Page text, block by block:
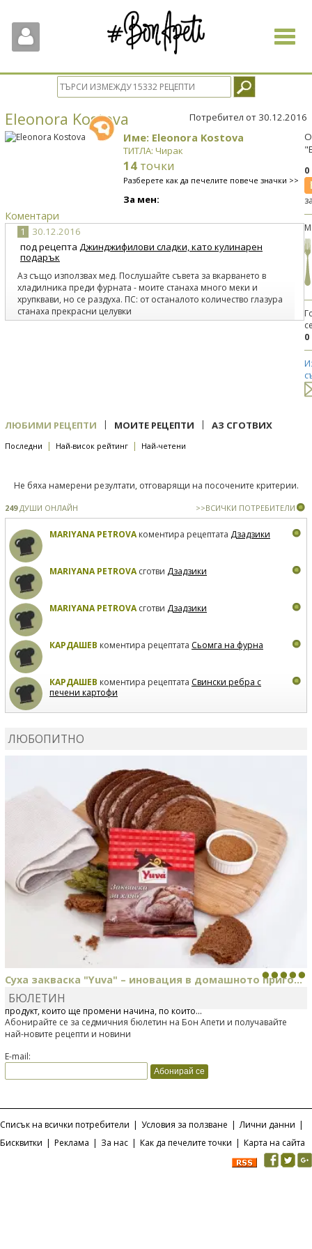
Toggle
Eleonora Kostova Потребител от 30.12.2016
Име: Eleonora Kostova
ТИТЛА: Чирак
14 точки
Разберете как да печелите повече значки >>
За мен:
Коментари
1
30.12.2016
под рецепта Джинджифилови сладки, като кулинарен
подарък
Аз също използвах мед. Послушайте съвета за вкарването в
хладилника преди фурната - моите станаха много меки и
хрупквави, но се раздуха. ПС: от останалото количество глазура
станаха прекрасни целувки
0
ЛЮБИМИ РЕЦЕПТИ | МОИТЕ РЕЦЕПТИ | АЗ СГОТВИХ
Последни | Най-висок рейтинг | Най-четени
Не бяха намерени резултати, отговарящи на посочените критерии.
249ДУШИ ОНЛАЙН >>ВСИЧКИ ПОТРЕБИТЕЛИ
MARIYANA PETROVAкоментира рецептата Дзадзики
MARIYANA PETROVAсготви Дзадзики
MARIYANA PETROVAсготви Дзадзики
КАРДАШЕВ коментира рецептата Сьомга на фурна
КАРДАШЕВ коментира рецептата Свински ребра с
печени картофи
ЛЮБОПИТНО
Суха закваска "Yuva" – иновация в домашното приго...
Отскоро Лесафр България стартира предлагането на изцяло нов
продукт, който ще промени начина, по който...
БЮЛЕТИН
Абонирайте се за седмичния бюлетин на Бон Апети и получавайте
най-новите рецепти и новини
E-mail:
Списък на всички потребители | Условия за ползване | Лични данни |
Бисквитки | Реклама | За нас | Как да печелите точки | Карта на сайта